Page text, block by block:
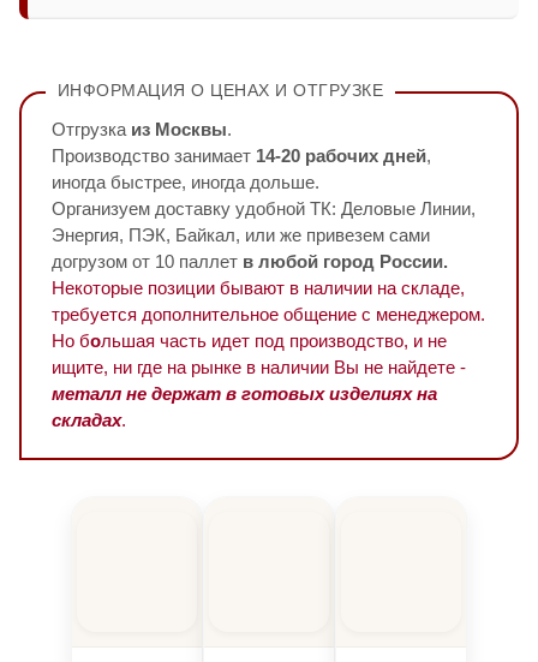
ИНФОРМАЦИЯ О ЦЕНАХ И ОТГРУЗКЕ
Отгрузка из Москвы.
Производство занимает 14-20 рабочих дней,
иногда быстрее, иногда дольше.
Организуем доставку удобной ТК: Деловые Линии,
Энергия, ПЭК, Байкал, или же привезем сами
догрузом от 10 паллет в любой город России.
Некоторые позиции бывают в наличии на складе,
требуется дополнительное общение с менеджером.
Но большая часть идет под производство, и не
ищите, ни где на рынке в наличии Вы не найдете -
металл не держат в готовых изделиях на
складах.